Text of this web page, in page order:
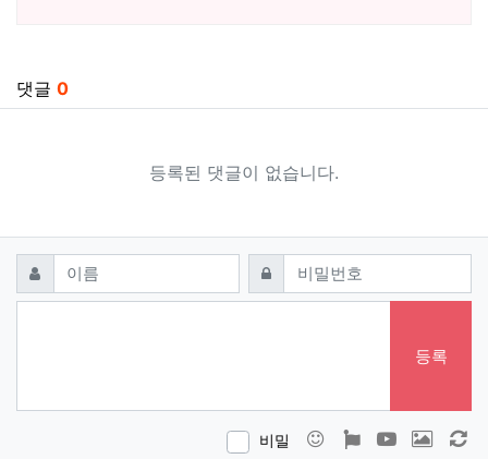
댓글 0
등록된 댓글이 없습니다.
댓글쓰기
이름 필수 비밀번호필수
등록
비밀 이모티콘폰트어썸
동영상 이미지